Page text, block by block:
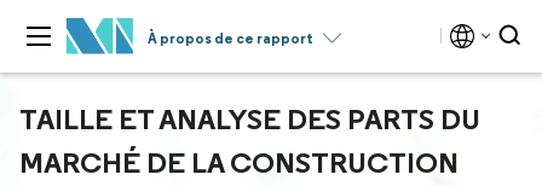
À propos de ce rapport
TAILLE ET ANALYSE DES PARTS DU
MARCHÉ DE LA CONSTRUCTION